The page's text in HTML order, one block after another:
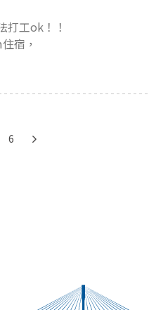
打工ok！！
宿，
6